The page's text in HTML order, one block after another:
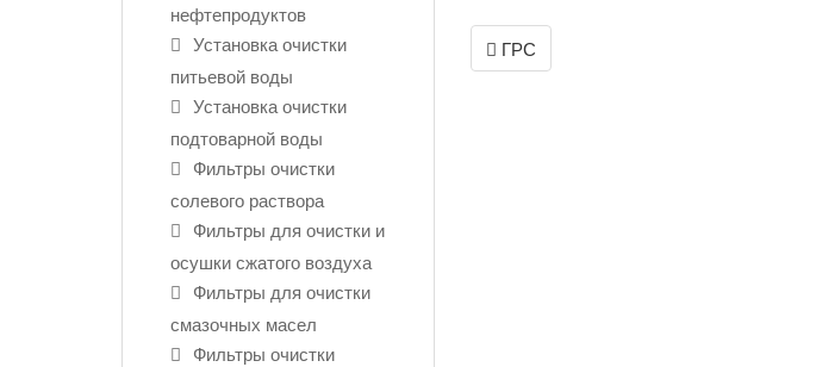
Post
navigation
ГРС
нефтепродуктов
Установка очистки
питьевой воды
Установка очистки
подтоварной воды
Фильтры очистки
солевого раствора
Фильтры для очистки и
осушки сжатого воздуха
Фильтры для очистки
смазочных масел
Фильтры очистки